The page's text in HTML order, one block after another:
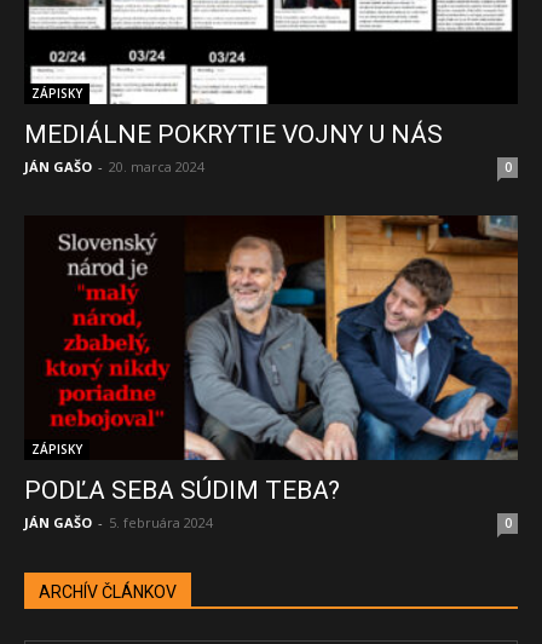
ZÁPISKY
MEDIÁLNE POKRYTIE VOJNY U NÁS
JÁN GAŠO - 20. marca 2024 0
ZÁPISKY
PODĽA SEBA SÚDIM TEBA?
JÁN GAŠO - 5. februára 2024 0
ARCHÍV ČLÁNKOV
ARCHÍV